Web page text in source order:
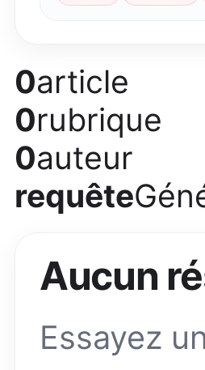
0article
0rubrique
0auteur
requête
Aucun
Essayez